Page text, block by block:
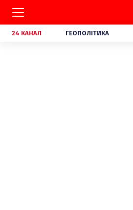
24 КАНАЛ ГЕОПОЛІТИКА